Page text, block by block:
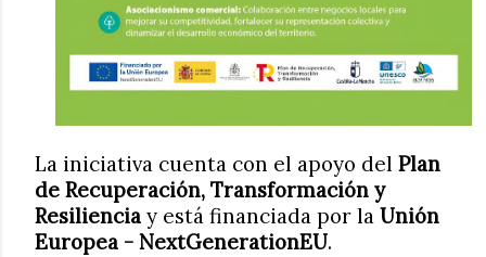
La iniciativa cuenta con el apoyo del Plan
de Recuperación, Transformación y
Resiliencia y está financiada por la Unión
Europea - NextGenerationEU.